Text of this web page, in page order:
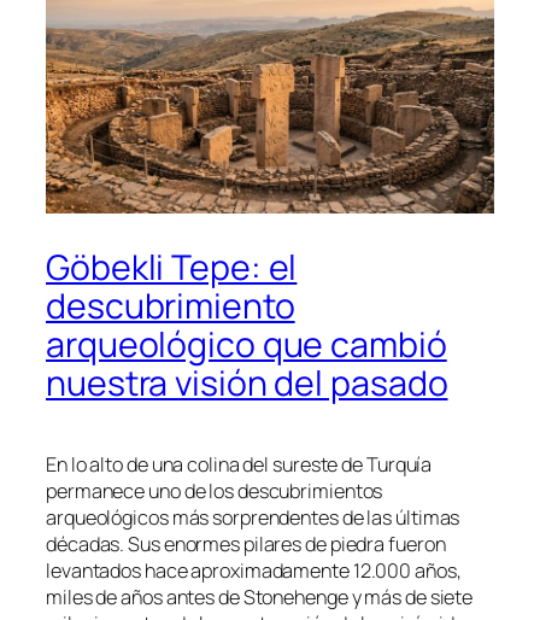
Göbekli Tepe: el
descubrimiento
arqueológico que cambió
nuestra visión del pasado
En lo alto de una colina del sureste de Turquía
permanece uno de los descubrimientos
arqueológicos más sorprendentes de las últimas
décadas. Sus enormes pilares de piedra fueron
levantados hace aproximadamente 12.000 años,
miles de años antes de Stonehenge y más de siete